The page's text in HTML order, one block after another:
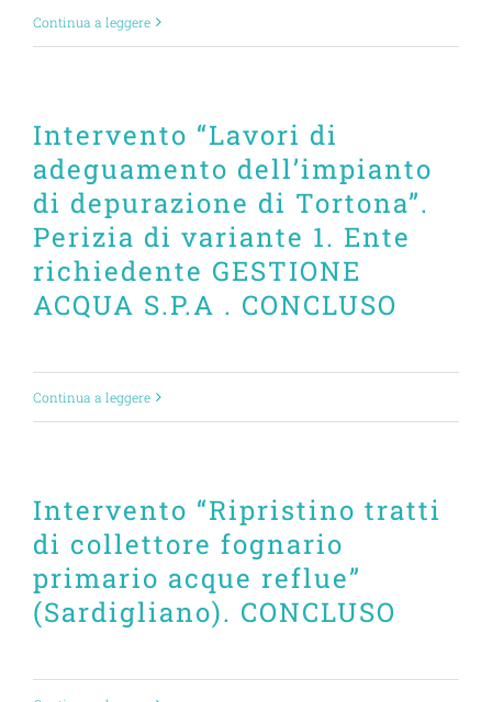
Continua a leggere
Intervento “Lavori di
adeguamento dell’impianto
di depurazione di Tortona”.
Perizia di variante 1. Ente
richiedente GESTIONE
ACQUA S.P.A . CONCLUSO
Continua a leggere
Intervento “Ripristino tratti
di collettore fognario
primario acque reflue”
(Sardigliano). CONCLUSO